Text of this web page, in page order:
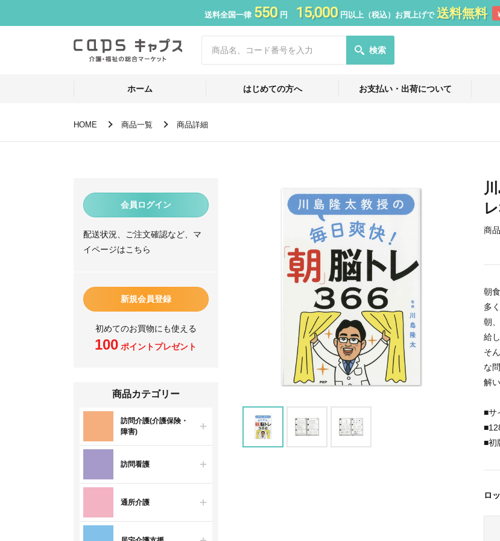
送料全国一律 550円 15,000円以上（税込）お買上げで 送料無料
検索
ホーム はじめての方へ お支払い・出荷について
HOME 商品一覧 商品詳細
会員ログイン
配送状況、ご注文確認など、マ
イページはこちら
新規会員登録
初めてのお買物にも使える
100 ポイントプレゼント
商品カテゴリー
訪問介護(介護保険・
障害)
訪問看護
通所介護
商
朝
多
朝
給
そ
な
解
■サ
■初
ロ